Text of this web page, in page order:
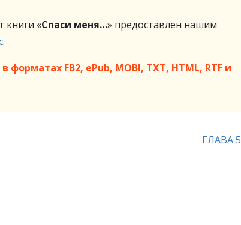
книги «Спаси меня…» предоставлен нашим
.
FB2, ePub, MOBI, TXT, HTML, RTF и
ГЛАВА 5